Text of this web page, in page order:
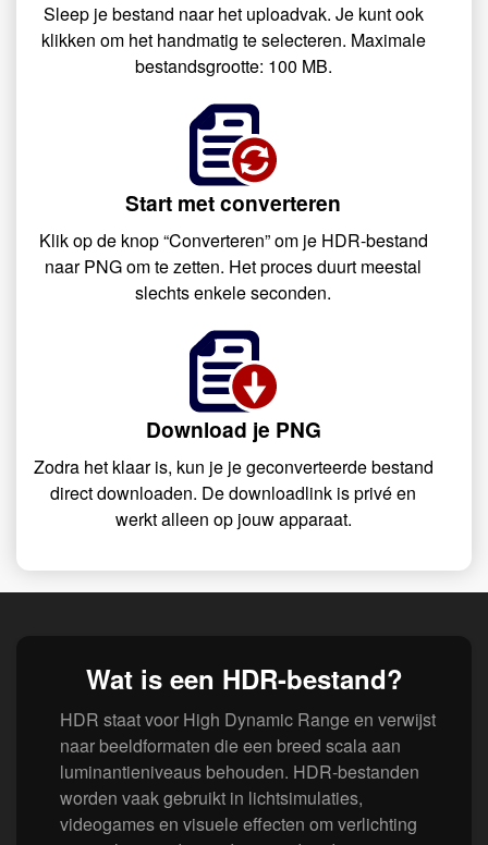
Sleep je bestand naar het uploadvak. Je kunt ook
klikken om het handmatig te selecteren. Maximale
bestandsgrootte: 100 MB.
Start met converteren
Klik op de knop “Converteren” om je HDR-bestand
naar PNG om te zetten. Het proces duurt meestal
slechts enkele seconden.
Download je PNG
Zodra het klaar is, kun je je geconverteerde bestand
direct downloaden. De downloadlink is privé en
werkt alleen op jouw apparaat.
Wat is een HDR-bestand?
HDR staat voor High Dynamic Range en verwijst
naar beeldformaten die een breed scala aan
luminantieniveaus behouden. HDR-bestanden
worden vaak gebruikt in lichtsimulaties,
videogames en visuele effecten om verlichting